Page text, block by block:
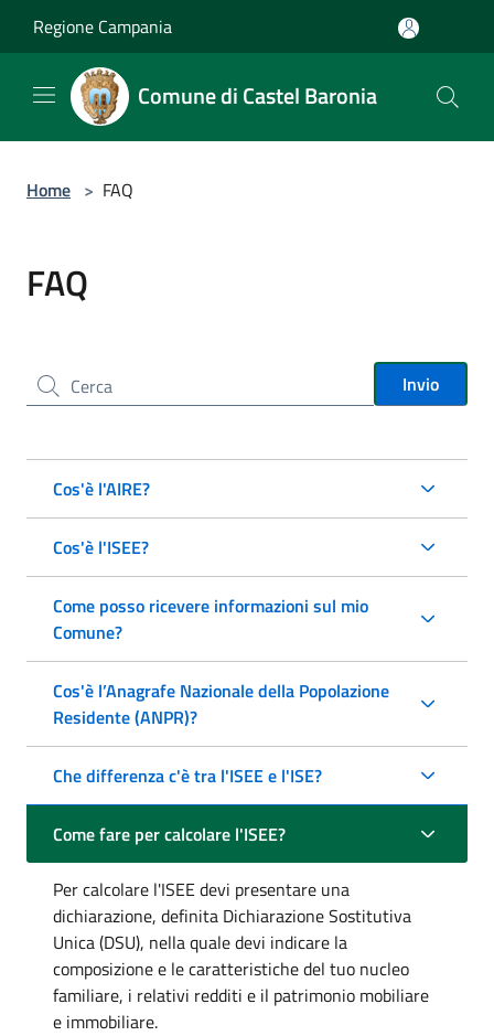
Regione Campania
Comune di Castel Baronia
Home > FAQ
FAQ
Cerca nel sito Invio
Cos'è l'AIRE?
Cos'è l'ISEE?
Come posso ricevere informazioni sul mio
Comune?
Cos'è l’Anagrafe Nazionale della Popolazione
Residente (ANPR)?
Che differenza c'è tra l'ISEE e l'ISE?
Come fare per calcolare l'ISEE?
Per calcolare l'ISEE devi presentare una
dichiarazione, definita Dichiarazione Sostitutiva
Unica (DSU), nella quale devi indicare la
composizione e le caratteristiche del tuo nucleo
familiare, i relativi redditi e il patrimonio mobiliare
e immobiliare.